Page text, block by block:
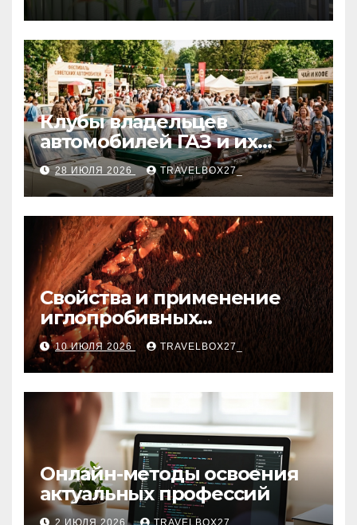
Клубы владельцев
автомобилей ГАЗ и их
мероприятия
28 ИЮЛЯ 2026 TRAVELBOX27_
Свойства и применение
иглопробивных
базальтовых огнеупорных
матов
10 ИЮЛЯ 2026 TRAVELBOX27_
Онлайн-методы освоения
актуальных профессий
2 ИЮЛЯ 2026 TRAVELBOX27_